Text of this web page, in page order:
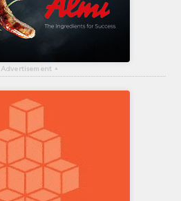
Advertisement ▴